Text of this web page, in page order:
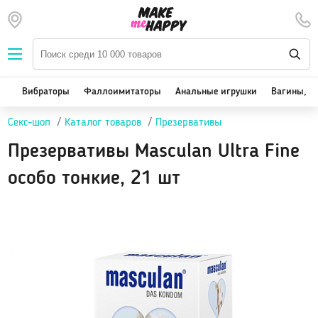
Вибраторы
Вакуум-волновые стимуляторы клитора
Реалистичные
Вибраторы Фаллоимитаторы Анальные игрушки Вагины,
Секс-шоп Каталог товаров Презервативы
Презервативы Masculan Ultra Fine
особо тонкие, 21 шт